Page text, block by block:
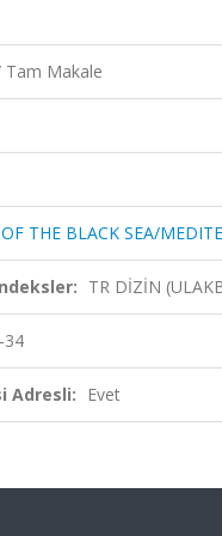
Tam Makale
THE BLACK SEA/
TR DİZİN
34
Adresli: Evet